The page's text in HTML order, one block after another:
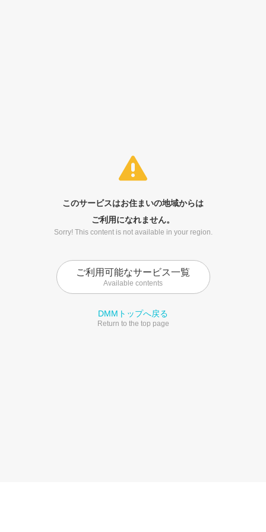
このサービスはお住まいの地域からは
ご利用になれません。
Sorry! This content is not available in your region.
ご利用可能なサービス一覧
Available contents
DMMトップへ戻る
Return to the top page